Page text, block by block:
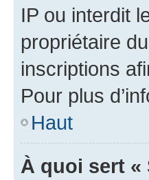
IP ou interdit
propriétaire
inscriptions
Pour plus
Haut
À quoi sert